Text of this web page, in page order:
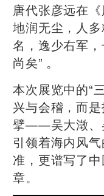
唐代张彦远在
地润无尘，人
名，逸少右军
尚矣” 。
本次展览中的“
兴与会稽，而
擘——吴大澂、
引领着海内风
准，更谱写了
章。